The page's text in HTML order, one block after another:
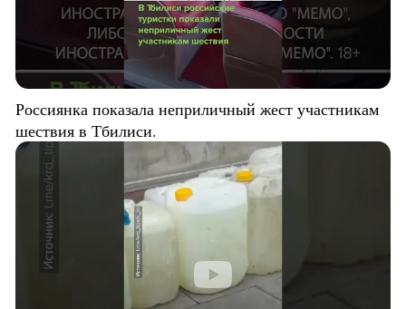
Россиянка показала неприличный жест участникам
шествия в Тбилиси.